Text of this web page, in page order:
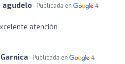
Publicada en
4
atención
Publicada en
4